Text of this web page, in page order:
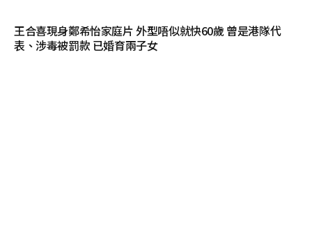
王合喜現身鄭希怡家庭片 外型唔似就快60歲 曾是港隊代
表、涉毒被罰款 已婚育兩子女